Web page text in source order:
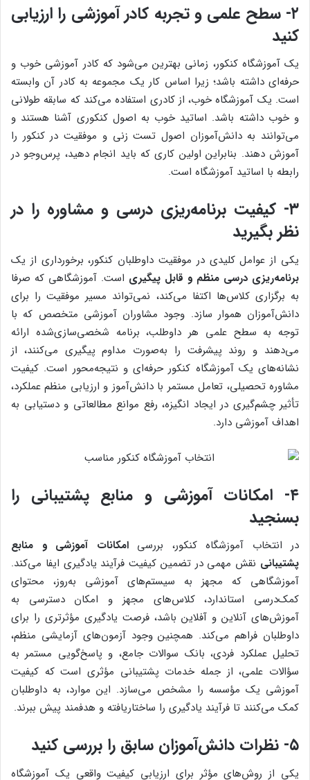
۲- سطح علمی و تجربه کادر آموزشی را ارزیابی
کنید
یک آموزشگاه کنکور، زمانی بهترین می‌شود که کادر آموزشی خوب و
حرفه‌ای داشته باشد؛ زیرا اساس کار یک مجموعه به کادر آن وابسته
است. یک آموزشگاه خوب، از کادری استفاده می‌کند که سابقه طولانی
و خوب داشته باشد. اساتید خوب به اصول کنکوری آشنا هستند و
می‌توانند به دانش‌آموزان اصول تست زنی و موفقیت در کنکور را
آموزش دهند. بنابراین اولین کاری که باید انجام دهید، پرس‌وجو در
رابطه با اساتید آموزشگاه است.
۳- کیفیت برنامه‌ریزی درسی و مشاوره را در
نظر بگیرید
یکی از عوامل کلیدی در موفقیت داوطلبان کنکور، برخورداری از یک
برنامه‌ریزی درسی منظم و قابل پیگیری است. آموزشگاهی که صرفا
به برگزاری کلاس‌ها اکتفا می‌کند، نمی‌تواند مسیر موفقیت را برای
دانش‌آموزان هموار سازد. وجود مشاوران آموزشی متخصص که با
توجه به سطح علمی هر داوطلب، برنامه شخصی‌سازی‌شده ارائه
می‌دهند و روند پیشرفت را به‌صورت مداوم پیگیری می‌کنند، از
نشانه‌های یک آموزشگاه کنکور حرفه‌ای و نتیجه‌محور است. کیفیت
مشاوره تحصیلی، تعامل مستمر با دانش‌آموز و ارزیابی منظم عملکرد،
تأثیر چشم‌گیری در ایجاد انگیزه، رفع موانع مطالعاتی و دستیابی به
اهداف آموزشی دارد.
۴- امکانات آموزشی و منابع پشتیبانی را
بسنجید
در انتخاب آموزشگاه کنکور، بررسیامکانات آموزشی و منابع
پشتیبانی نقش مهمی در تضمین کیفیت فرآیند یادگیری ایفا می‌کند.
آموزشگاهی که مجهز به سیستم‌های آموزشی به‌روز، محتوای
کمک‌درسی استاندارد، کلاس‌های مجهز و امکان دسترسی به
آموزش‌های آنلاین و آفلاین باشد، فرصت یادگیری مؤثرتری را برای
داوطلبان فراهم می‌کند. همچنین وجود آزمون‌های آزمایشی منظم،
تحلیل عملکرد فردی، بانک سوالات جامع، و پاسخ‌گویی مستمر به
سؤالات علمی، از جمله خدمات پشتیبانی مؤثری است که کیفیت
آموزشی یک مؤسسه را مشخص می‌سازد. این موارد، به داوطلبان
کمک می‌کنند تا فرآیند یادگیری را ساختاریافته و هدفمند پیش ببرند.
۵- نظرات دانش‌آموزان سابق را بررسی کنید
یکی از روش‌های مؤثر برای ارزیابی کیفیت واقعی یک آموزشگاه